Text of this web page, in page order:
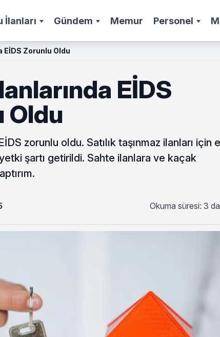
İlanları Gündem Memur Personel
EİDS Zorunlu Oldu
EİDS
Oldu
zorunlu oldu. Satılık taşınmaz ilanları için
şartı getirildi. Sahte ilanlara ve kaçak
Okuma süresi: 3